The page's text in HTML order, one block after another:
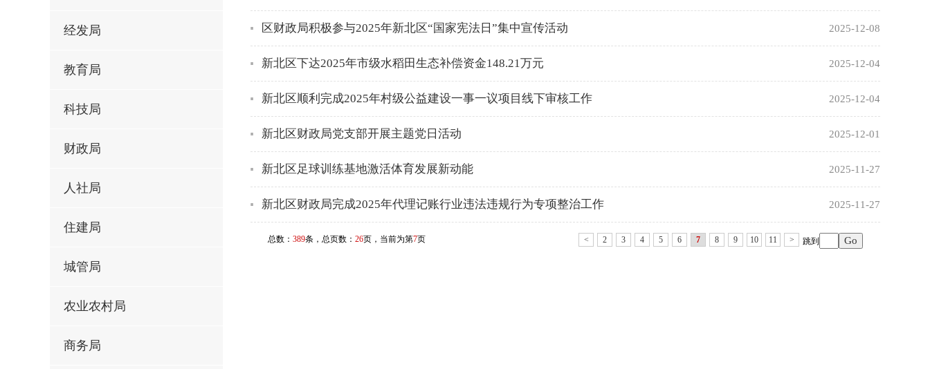
经发局
教育局
科技局
财政局
人社局
住建局
城管局
农业农村局
商务局
区财政局积极参与2025年新北区“国家宪法日”集中宣传活动 2025-12-08
新北区下达2025年市级水稻田生态补偿资金148.21万元 2025-12-04
新北区顺利完成2025年村级公益建设一事一议项目线下审核工作 2025-12-04
新北区财政局党支部开展主题党日活动 2025-12-01
新北区足球训练基地激活体育发展新动能 2025-11-27
新北区财政局完成2025年代理记账行业违法违规行为专项整治工作 2025-11-27
总数： 389条，总页数： 26页，当前为第7页 < 2 3 4 5 6 7 8 9 10 11 > 跳到